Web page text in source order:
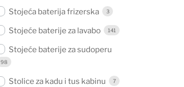
Stojeća baterija frizerska 3
Stojeće baterije za lavabo 141
Stojeće baterije za sudoperu
98
Stolice za kadu i tus kabinu 7